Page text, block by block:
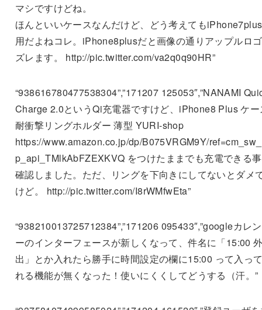
マシですけどね。
ほんといいケースなんだけど、どう考えても
用だよねコレ。iPhone8plusだと画像の通りアップルロ
ズレます。 http://pic.twitter.com/va2q0q90HR”
“938616780477538304”,”171207 125053″,”NANAMI
Charge 2.0というQi充電器ですけど、iPhone8 Plus ケー
耐衝撃リングホルダー 薄型 YURI-shop
https://www.amazon.co.jp/dp/B075VRGM9Y/
p_api_TMlkAbFZEXKVQ をつけたままでも充電できる
確認しました。ただ、リングを下向きにしてないとダメ
けど。 http://pic.twitter.com/I8rWMfwEta”
“938210013725712384”,”171206 095433″,”googleカレ
ーのインターフェースが新しくなって、件名に「15:00
出」とか入れたら勝手に時間設定の欄に15:00 って入っ
れる機能が無くなった！使いにくくしてどうする（汗。”